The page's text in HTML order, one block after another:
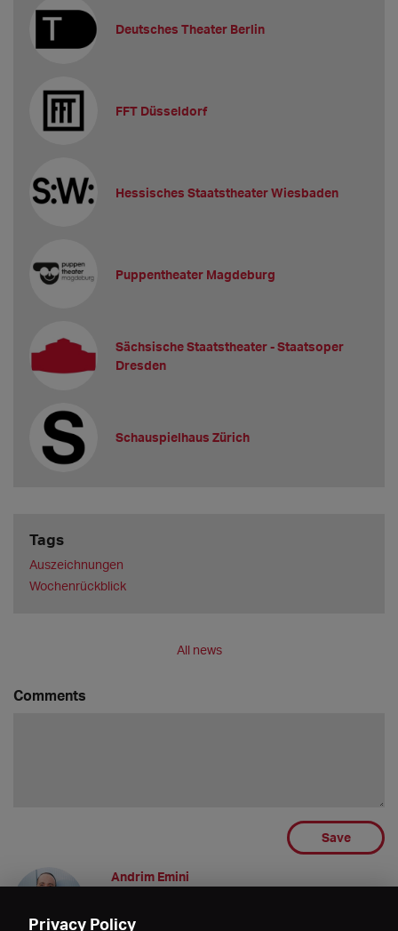
Deutsches Theater Berlin
FFT Düsseldorf
Hessisches Staatstheater Wiesbaden
Puppentheater Magdeburg
Sächsische Staatstheater - Staatsoper
Dresden
Schauspielhaus Zürich
Tags
Auszeichnungen
Wochenrückblick
All news
Comments
Save
Andrim Emini
Privacy Policy